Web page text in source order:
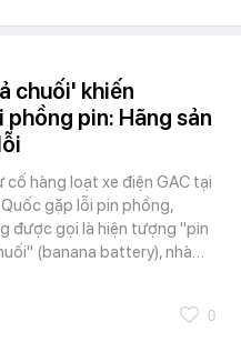
chuối' khiến
pin: Hãng sản
cố hàng loạt xe điện GAC tại
gặp lỗi pin phồng,
được gọi là hiện tượng "pin
(banana battery), nhà…
0